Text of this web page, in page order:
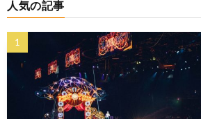
人気の記事